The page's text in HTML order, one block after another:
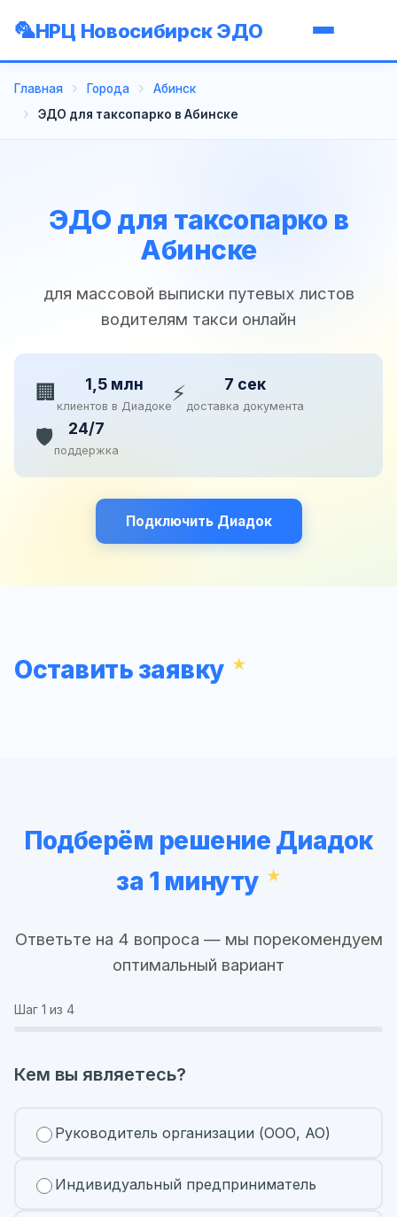
НРЦ Новосибирск ЭДО
Главная Города
Абинск
ЭДО для таксопарко в Абинске
ЭДО для таксопарко в
Абинске
для массовой выписки путевых листов
водителям такси онлайн
🏢 1,5 млн
клиентов в Диадоке⚡ 7 сек
доставка документа
🛡️ 24/7
поддержка
Подключить Диадок
Оставить заявку
Подберём решение Диадок
за 1 минуту
Ответьте на 4 вопроса — мы порекомендуем
оптимальный вариант
Шаг 1 из 4
Кем вы являетесь?
Руководитель организации (ООО, АО)
Индивидуальный предприниматель